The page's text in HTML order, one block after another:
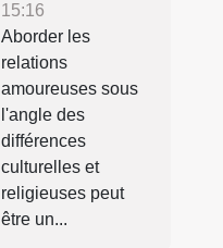
15:16
Aborder les
relations
amoureuses sous
l'angle des
différences
culturelles et
religieuses peut
être un...